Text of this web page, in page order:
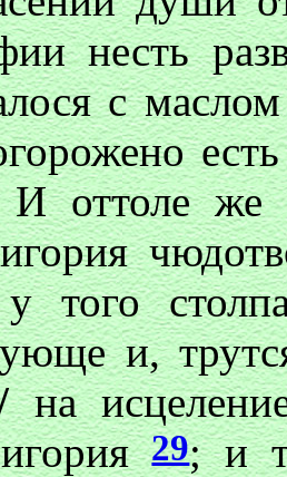
несть
с
оттоле же
того
и,
на
29; и